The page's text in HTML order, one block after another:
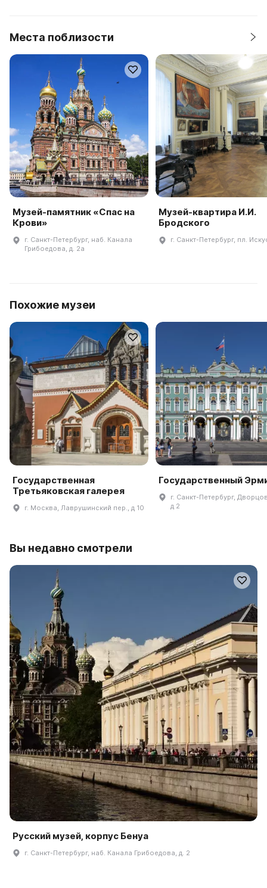
Места поблизости
Музей-памятник «Спас на
Крови»
г. Санкт-Петербург, наб. Канала
Грибоедова, д. 2а
Музей-квартира И.И.
Бродского
г. Санкт-Петербург, пл.
Похожие музеи
Государственная
Третьяковская галерея
г. Москва, Лаврушинский пер., д 10
Государственный
г. Санкт-Петербург,
д 2
Вы недавно смотрели
Русский музей, корпус Бенуа
г. Санкт-Петербург, наб. Канала Грибоедова, д. 2